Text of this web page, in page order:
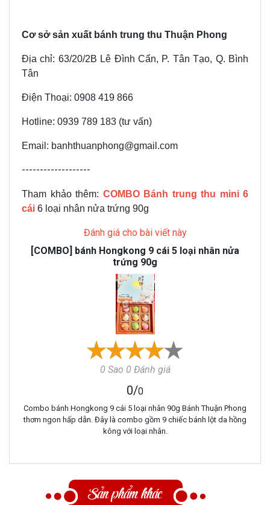
Cơ sở sản xuất bánh trung thu Thuận Phong
Địa chỉ: 63/20/2B Lê Đình Cẩn, P. Tân Tạo, Q. Bình
Tân
Điện Thoại: 0908 419 866
Hotline: 0939 789 183 (tư vấn)
Email: banhthuanphong@gmail.com
-------------------
Tham khảo thêm: COMBO Bánh trung thu mini 6
cái 6 loại nhân nửa trứng 90g
Đánh giá cho bài viết này
[COMBO] bánh Hongkong 9 cái 5 loại nhân nửa
trứng 90g
0 Sao 0 Đánh giá
0/0
Combo bánh Hongkong 9 cái 5 loại nhân 90g Bánh Thuận Phong
thơm ngon hấp dẫn. Đây là combo gồm 9 chiếc bánh lột da hồng
kông với loại nhân.
Sản phẩm khác